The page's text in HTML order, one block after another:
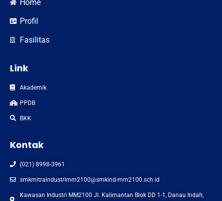
Home
Profil
Fasilitas
Link
Akademik
PPDB
BKK
Kontak
(021) 8998-3961
smkmitraindustrimm2100@smkind-mm2100.sch.id
Kawasan Industri MM2100 Jl. Kalimantan Blok DD 1-1, Danau Indah,